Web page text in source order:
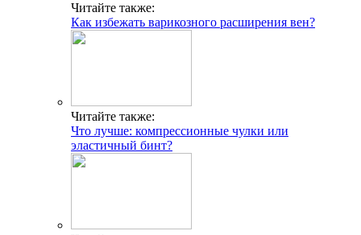
Читайте также:
Как избежать варикозного расширения вен?
Читайте также:
Что лучше: компрессионные чулки или
эластичный бинт?